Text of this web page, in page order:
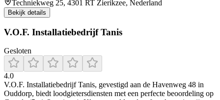
Techniekweg 25, 4301 RT Zierikzee, Nederland
Bekijk details
V.O.F. Installatiebedrijf Tanis
Gesloten
4.0
V.O.F. Installatiebedrijf Tanis, gevestigd aan de Havenweg 48 in
Ouddorp, biedt loodgietersdiensten met een perfecte beoordeling op